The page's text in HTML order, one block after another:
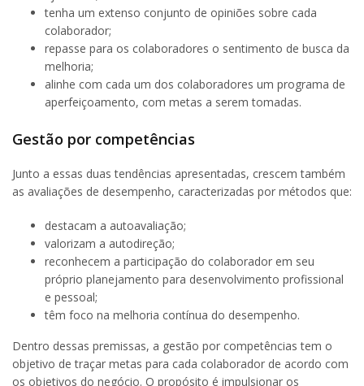
tenha um extenso conjunto de opiniões sobre cada
colaborador;
repasse para os colaboradores o sentimento de busca da
melhoria;
alinhe com cada um dos colaboradores um programa de
aperfeiçoamento, com metas a serem tomadas.
Gestão por competências
Junto a essas duas tendências apresentadas, crescem também
as avaliações de desempenho, caracterizadas por métodos que:
destacam a autoavaliação;
valorizam a autodireção;
reconhecem a participação do colaborador em seu
próprio planejamento para desenvolvimento profissional
e pessoal;
têm foco na melhoria contínua do desempenho.
Dentro dessas premissas, a gestão por competências tem o
objetivo de traçar metas para cada colaborador de acordo com
os objetivos do negócio. O propósito é impulsionar os